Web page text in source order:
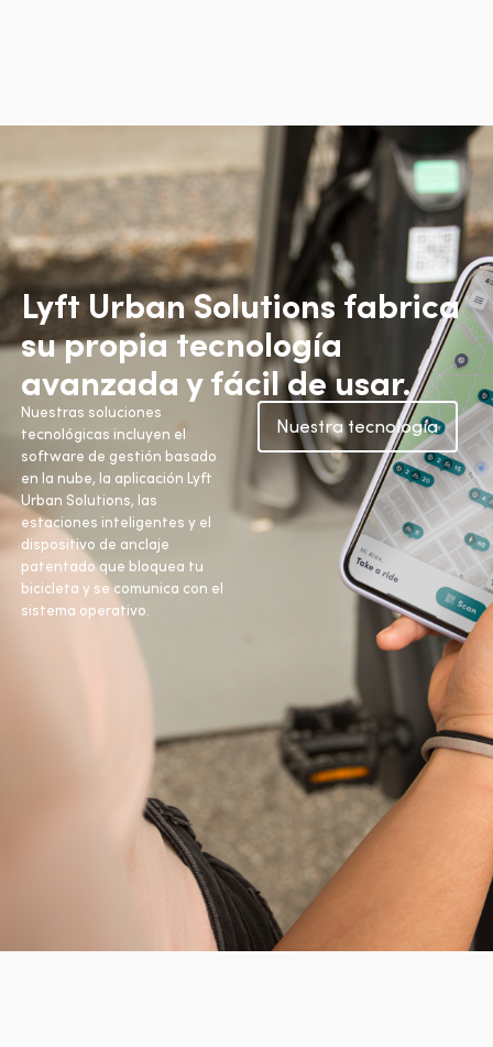
Lyft Urban Solutions fabrica
su propia tecnología
avanzada y fácil de usar.
Nuestras soluciones
tecnológicas incluyen el
software de gestión basado
en la nube, la aplicación Lyft
Urban Solutions, las
estaciones inteligentes y el
dispositivo de anclaje
patentado que bloquea tu
bicicleta y se comunica con el
sistema operativo.
Nuestra tecnología